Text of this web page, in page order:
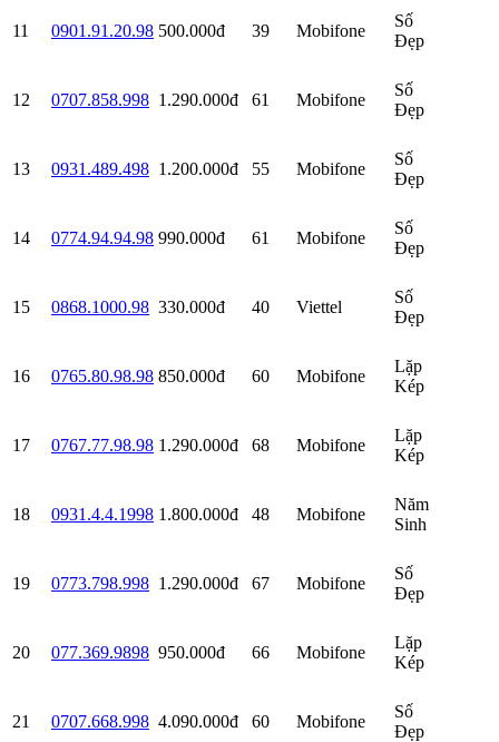
11 0901.91.20.98 500.000đ 39 Mobifone
Số
Đẹp
12 0707.858.998 1.290.000đ 61 Mobifone
Số
Đẹp
13 0931.489.498 1.200.000đ 55 Mobifone
Số
Đẹp
14 0774.94.94.98 990.000đ 61 Mobifone
Số
Đẹp
15 0868.1000.98 330.000đ 40 Viettel
Số
Đẹp
16 0765.80.98.98 850.000đ 60 Mobifone
Lặp
Kép
17 0767.77.98.98 1.290.000đ 68 Mobifone
Lặp
Kép
18 0931.4.4.1998 1.800.000đ 48 Mobifone
Năm
Sinh
19 0773.798.998 1.290.000đ 67 Mobifone
Số
Đẹp
20 077.369.9898 950.000đ 66 Mobifone
Lặp
Kép
21 0707.668.998 4.090.000đ 60 Mobifone
Số
Đẹp